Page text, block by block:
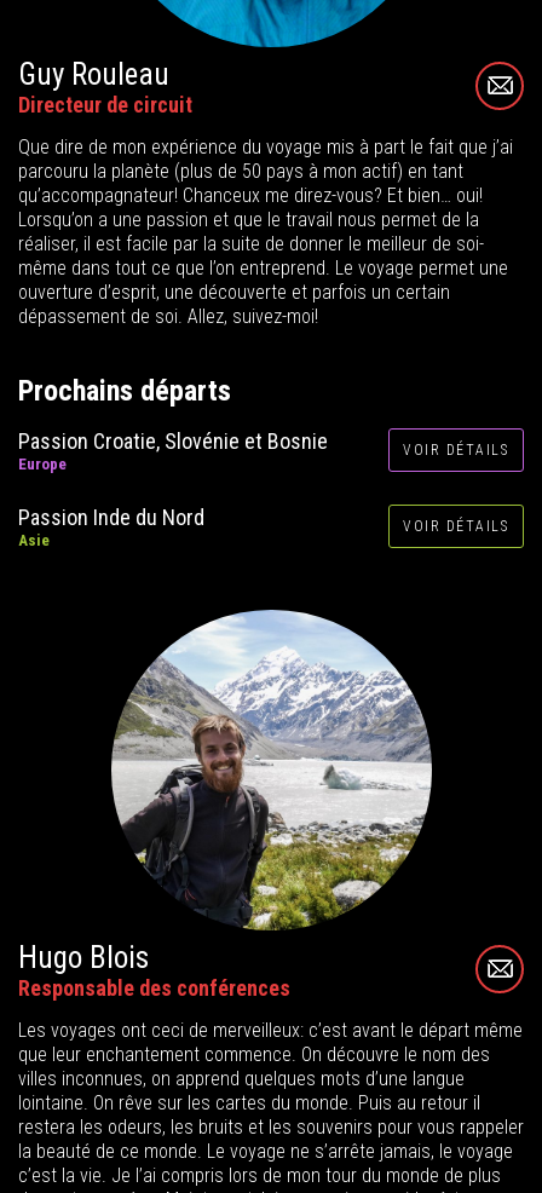
Guy Rouleau
Directeur de circuit
Que dire de mon expérience du voyage mis à part le fait que j’ai
parcouru la planète (plus de 50 pays à mon actif) en tant
qu’accompagnateur! Chanceux me direz-vous? Et bien… oui!
Lorsqu’on a une passion et que le travail nous permet de la
réaliser, il est facile par la suite de donner le meilleur de soi-
même dans tout ce que l’on entreprend. Le voyage permet une
ouverture d’esprit, une découverte et parfois un certain
dépassement de soi. Allez, suivez-moi!
Prochains départs
Passion Croatie, Slovénie et Bosnie
Europe
VOIR DÉTAILS
Passion Inde du Nord
Asie
VOIR DÉTAILS
Hugo Blois
Responsable des conférences
Les voyages ont ceci de merveilleux: c’est avant le départ même
que leur enchantement commence. On découvre le nom des
villes inconnues, on apprend quelques mots d’une langue
lointaine. On rêve sur les cartes du monde. Puis au retour il
restera les odeurs, les bruits et les souvenirs pour vous rappeler
la beauté de ce monde. Le voyage ne s’arrête jamais, le voyage
c’est la vie. Je l’ai compris lors de mon tour du monde de plus